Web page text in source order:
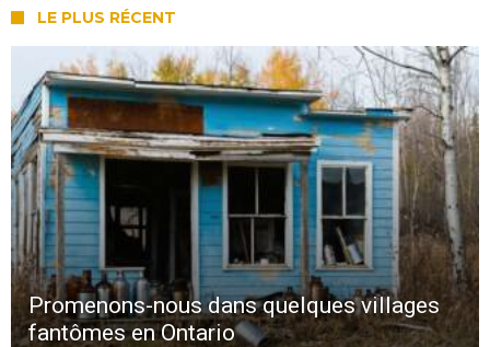
LE PLUS RÉCENT
Promenons-nous dans quelques villages
fantômes en Ontario